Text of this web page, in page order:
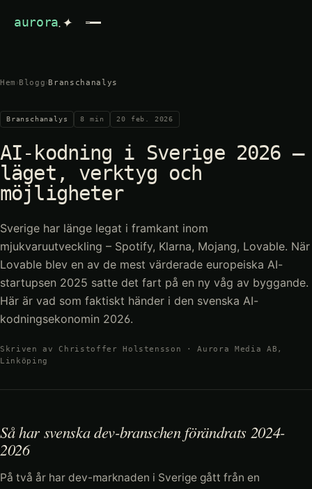
aurora.✦
Hem ›Blogg›Branschanalys
Branschanalys 8 min 20 feb. 2026
AI-kodning i Sverige 2026 –
läget, verktyg och
möjligheter
Sverige har länge legat i framkant inom
mjukvaruutveckling – Spotify, Klarna, Mojang, Lovable. När
Lovable blev en av de mest värderade europeiska AI-
startupsen 2025 satte det fart på en ny våg av byggande.
Här är vad som faktiskt händer i den svenska AI-
kodningsekonomin 2026.
Skriven av Christoffer Holstensson · Aurora Media AB,
Linköping
Så har svenska dev-branschen förändrats 2024-
2026
På två år har dev-marknaden i Sverige gått från en